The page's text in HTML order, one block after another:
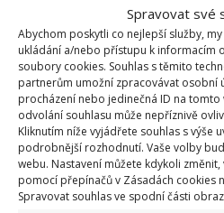
Spravovat své
Abychom poskytli co nejlepší služby,
ukládání a/nebo přístupu k informacím
soubory cookies. Souhlas s těmito
partnerům umožní zpracovávat osobní
procházení nebo jedinečná ID na
odvolání souhlasu může nepříznivě
Kliknutím níže vyjádřete souhlas s výše
podrobnější rozhodnutí. Vaše volby
webu. Nastavení můžete kdykoli
pomocí přepínačů v Zásadách cookies
Spravovat souhlas ve spodní části
OBLÍBENÉ ČLÁNKY
Pokuta až 10 000 Kč
nesekání trávy.
1.6.2026